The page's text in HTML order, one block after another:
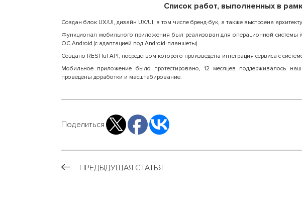
Список работ, выполненных в
Создан блок UX/UI, дизайн UX/UI, в том числе бренд-бук, а также выстроена
Функционал мобильного приложения был реализован для операционной системы
ОС Android (с адаптацией под Android-планшеты)
Создано RESTful API, посредством которого произведена интеграция сервиса с
Мобильное приложение было протестировано, 12 месяцев поддерживалось
проведены доработки и масштабирование.
Поделиться
ПРЕДЫДУЩАЯ СТАТЬЯ